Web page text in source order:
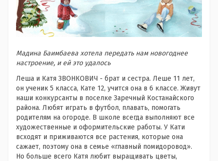
Мадина Баимбаева хотела передать нам новогоднее
настроение, и ей это удалось
Леша и Катя ЗВОНКОВИЧ - брат и сестра. Леше 11 лет,
он ученик 5 класса, Кате 12, учится она в 6 классе. Живут
наши конкурсанты в поселке Заречный Костанайского
района. Любят играть в футбол, плавать, помогать
родителям на огороде. В школе всегда выполняют все
художественные и оформительские работы. У Кати
всходят и приживаются все растения, которые она
сажает, поэтому она в семье «главный помидоровод».
Но больше всего Катя любит выращивать цветы,